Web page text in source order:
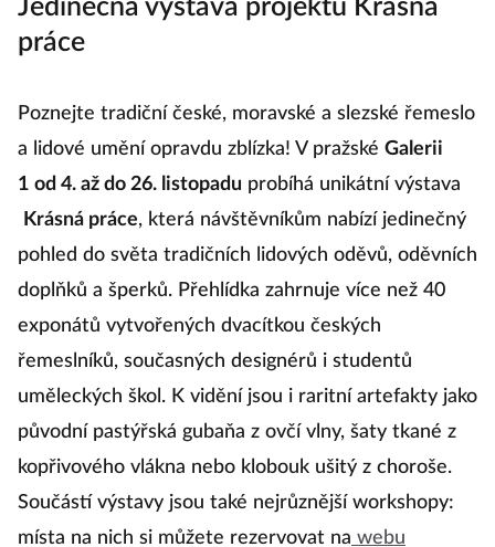
Jedinečná výstava projektu Krásná
práce
Poznejte tradiční české, moravské a slezské řemeslo
a lidové umění opravdu zblízka! V pražskéGalerii
1 od 4. až do 26. listopaduprobíhá unikátní výstava
Krásná práce, která návštěvníkům nabízí jedinečný
pohled do světa tradičních lidových oděvů, oděvních
doplňků a šperků. Přehlídka zahrnuje více než 40
exponátů vytvořených dvacítkou českých
řemeslníků, současných designérů i studentů
uměleckých škol. K vidění jsou i raritní artefakty jako
původní pastýřská gubaňa z ovčí vlny, šaty tkané z